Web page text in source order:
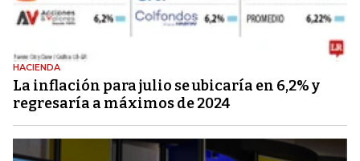
HACIENDA
La inflación para julio se ubicaría en 6,2% y
regresaría a máximos de 2024